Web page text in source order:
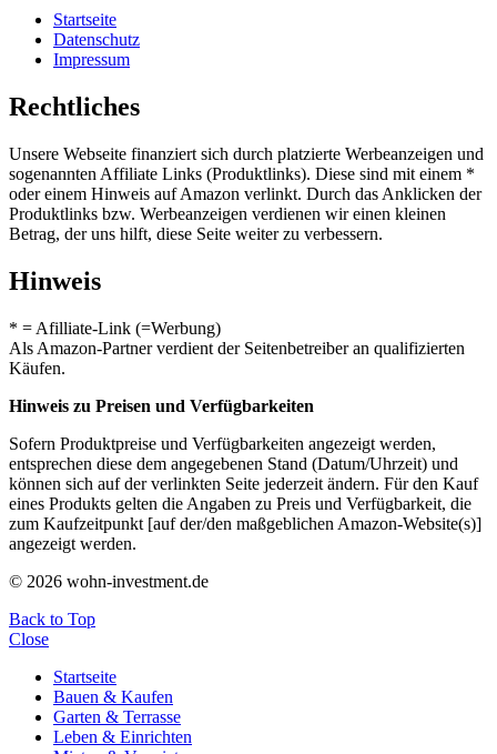
Startseite
Datenschutz
Impressum
Rechtliches
Unsere Webseite finanziert sich durch platzierte Werbeanzeigen und
sogenannten Affiliate Links (Produktlinks). Diese sind mit einem *
oder einem Hinweis auf Amazon verlinkt. Durch das Anklicken der
Produktlinks bzw. Werbeanzeigen verdienen wir einen kleinen
Betrag, der uns hilft, diese Seite weiter zu verbessern.
Hinweis
* = Afilliate-Link (=Werbung)
Als Amazon-Partner verdient der Seitenbetreiber an qualifizierten
Käufen.
Hinweis zu Preisen und Verfügbarkeiten
Sofern Produktpreise und Verfügbarkeiten angezeigt werden,
entsprechen diese dem angegebenen Stand (Datum/Uhrzeit) und
können sich auf der verlinkten Seite jederzeit ändern. Für den Kauf
eines Produkts gelten die Angaben zu Preis und Verfügbarkeit, die
zum Kaufzeitpunkt [auf der/den maßgeblichen Amazon-Website(s)]
angezeigt werden.
© 2026 wohn-investment.de
Back to Top
Close
Startseite
Bauen & Kaufen
Garten & Terrasse
Leben & Einrichten